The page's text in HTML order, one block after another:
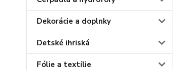
Dekorácie a doplnky
Detské ihriská
Fólie a textílie